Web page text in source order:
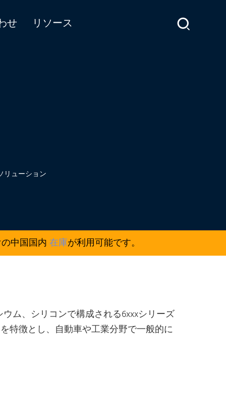
せ リソース
リューション
中国国内 在庫が利用可能です。
ム、シリコンで構成される6xxxシリーズ
特徴とし、自動車や工業分野で一般的に